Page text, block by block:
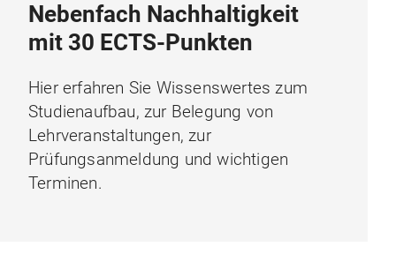
Nebenfach Nachhaltigkeit
mit 30 ECTS-Punkten
Hier erfahren Sie Wissenswertes zum
Studienaufbau, zur Belegung von
Lehrveranstaltungen, zur
Prüfungsanmeldung und wichtigen
Terminen.